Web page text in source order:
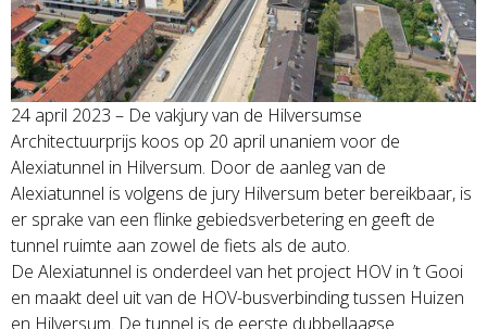
24 april 2023 – De vakjury van de Hilversumse
Architectuurprijs koos op 20 april unaniem voor de
Alexiatunnel in Hilversum. Door de aanleg van de
Alexiatunnel is volgens de jury Hilversum beter bereikbaar, is
er sprake van een flinke gebiedsverbetering en geeft de
tunnel ruimte aan zowel de fiets als de auto.
De Alexiatunnel is onderdeel van het project HOV in ’t Gooi
en maakt deel uit van de HOV-busverbinding tussen Huizen
en Hilversum. De tunnel is de eerste dubbellaagse